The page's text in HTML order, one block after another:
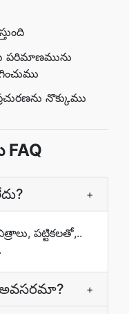
పరిమాణమును
నొక్కుము
FAQ
+
పట్టికలతో,..
అవసరమా? +